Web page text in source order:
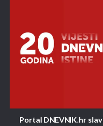
Portal DNEVNIK.hr